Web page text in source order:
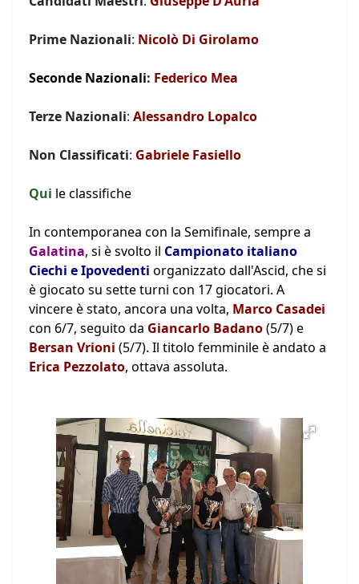
Prime Nazionali: Nicolò Di Girolamo
Seconde Nazionali: Federico Mea
Terze Nazionali: Alessandro Lopalco
Non Classificati: Gabriele Fasiello
Qui le classifiche
In contemporanea con la Semifinale, sempre a
Galatina, si è svolto il Campionato italiano
Ciechi e Ipovedenti organizzato dall'Ascid, che si
è giocato su sette turni con 17 giocatori. A
vincere è stato, ancora una volta, Marco Casadei
con 6/7, seguito da Giancarlo Badano(5/7) e
Bersan Vrioni (5/7). Il titolo femminile è andato a
Erica Pezzolato, ottava assoluta.